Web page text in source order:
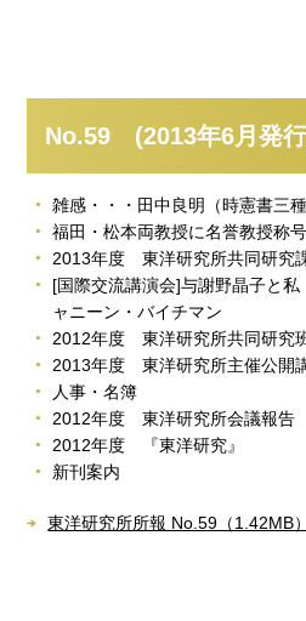
No.59 (2013年6月発
雑感・・・田中良明（時憲書三種
福田・松本両教授に名誉教授称
2013年度 東洋研究所共同研究
[国際交流講演会]与謝野晶子と
ャニーン・バイチマン
2012年度 東洋研究所共同研究
2013年度 東洋研究所主催公開
人事・名簿
2012年度 東洋研究所会議報告
2012年度 『東洋研究』
新刊案内
東洋研究所所報 No.59（1.42MB）